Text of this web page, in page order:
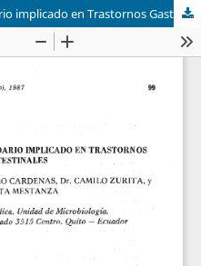
Blastocystis Hominis: protozoario implicado en Trastornos Gastrointestinales